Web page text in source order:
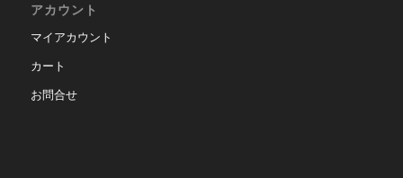
アカウント
マイアカウント
カート
お問合せ